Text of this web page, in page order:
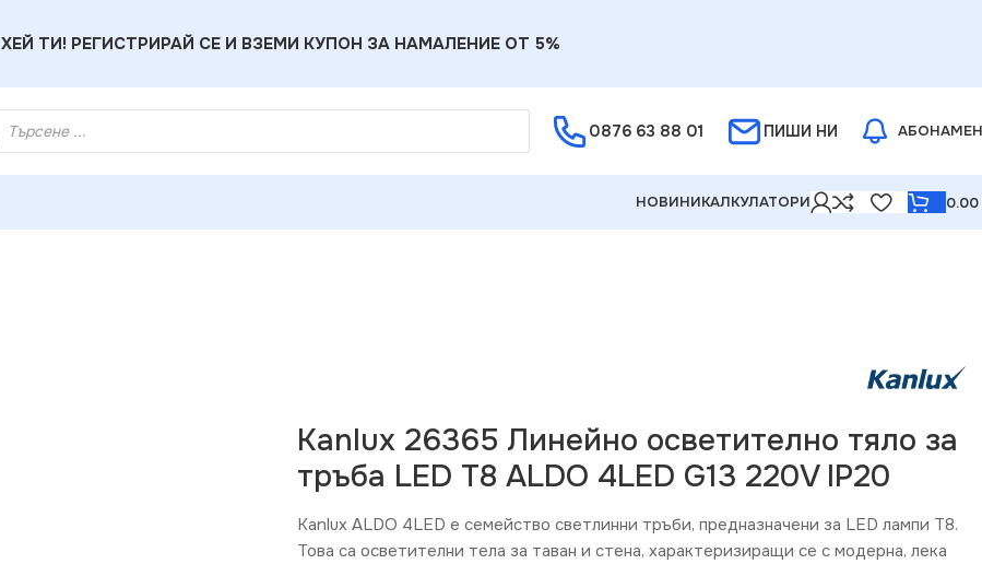
ХЕЙ ТИ! РЕГИСТРИРАЙ СЕ И ВЗЕМИ КУПОН ЗА НАМАЛЕНИЕ ОТ 5%
0876 63 88 01 ПИШИ НИ
НОВИНИКАЛКУЛАТОРИ 0.00
Kanlux 26365 Линейно осветително тяло за
тръба LED T8 ALDO 4LED G13 220V IP20
Kanlux ALDO 4LED е семейство светлинни тръби, предназначени за LED лампи T8.
Това са осветителни тела за таван и стена, характеризиращи се с модерна, лека